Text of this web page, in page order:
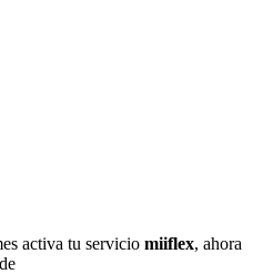
activa tu servicio miiflex, ahora